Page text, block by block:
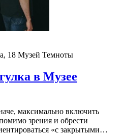
18 Музей Темноты
в Музее
максимально включить
зрения и обрести
«с закрытыми…